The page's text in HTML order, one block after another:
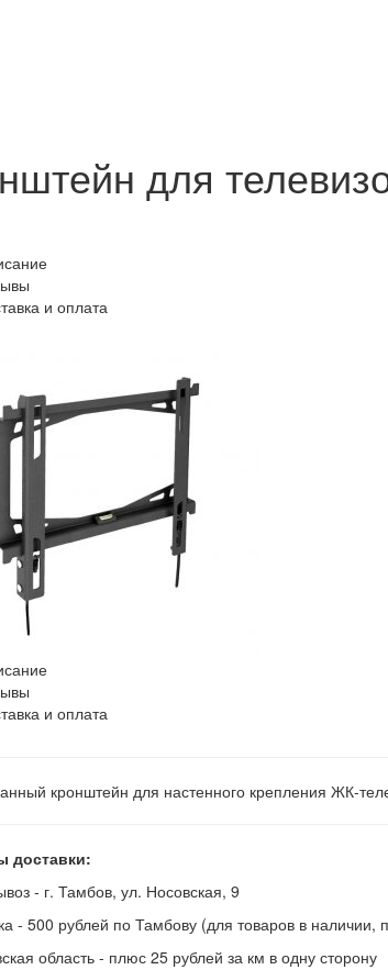
для
и оплата
и оплата
кронштейн для настенного крепления ЖК-
доставки:
- г. Тамбов, ул. Носовская, 9
- 500 рублей по Тамбову (для товаров в
область - плюс 25 рублей за км в одну сторону